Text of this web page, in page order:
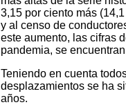
3,15 por ciento más
y al censo de
este aumento, las cifras
pandemia, se
Teniendo en cuenta
desplazamientos se ha
años.